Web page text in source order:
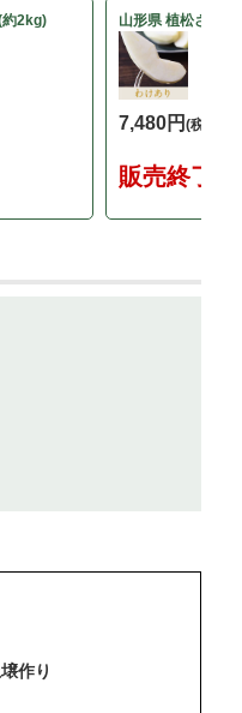
約2kg) 山形県 植松さんの
7,480円 (税込
販売終了
作り